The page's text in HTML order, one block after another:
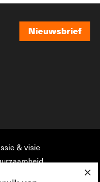
Nieuwsbrief
& visie
×